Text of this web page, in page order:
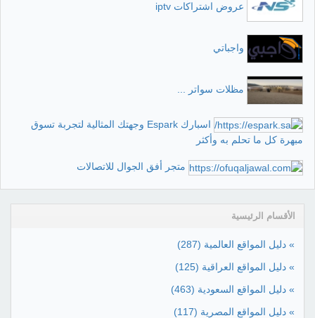
عروض اشتراكات iptv
واجباتي
مظلات سواتر ...
اسبارك Espark وجهتك المثالية لتجربة تسوق
مبهرة كل ما تحلم به وأكثر
متجر أفق الجوال للاتصالات
الأقسام الرئيسية
» دليل المواقع العالمية (287)
» دليل المواقع العراقية (125)
» دليل المواقع السعودية (463)
» دليل المواقع المصرية (117)